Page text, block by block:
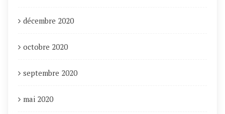
décembre 2020
octobre 2020
septembre 2020
mai 2020